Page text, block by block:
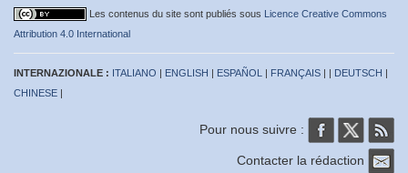
Les contenus du site sont publiés sous Licence Creative Commons
Attribution 4.0 International
INTERNAZIONALE : ITALIANO | ENGLISH | ESPAÑOL | FRANÇAIS | | DEUTSCH |
CHINESE |
Pour nous suivre :
Contacter la rédaction